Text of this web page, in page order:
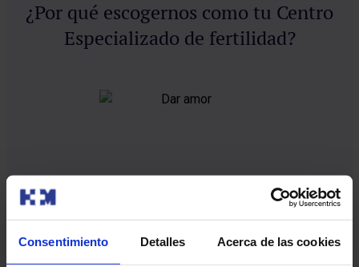
Consentimiento Detalles Acerca de las cookies
¿Por qué escogernos como tu Centro
Especializado de fertilidad?